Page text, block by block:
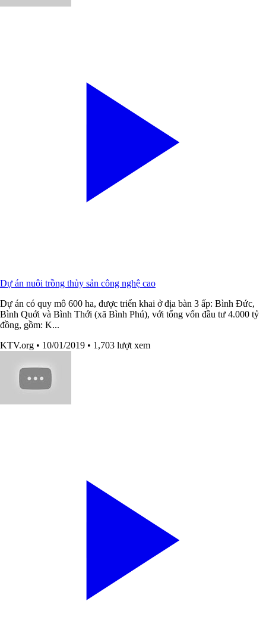
Dự án nuôi trồng thủy sản công nghệ cao
Dự án có quy mô 600 ha, được triển khai ở địa bàn 3 ấp: Bình Đức,
Bình Quới và Bình Thới (xã Bình Phú), với tổng vốn đầu tư 4.000 tỷ
đồng, gồm: K...
KTV.org • 10/01/2019 • 1,703 lượt xem